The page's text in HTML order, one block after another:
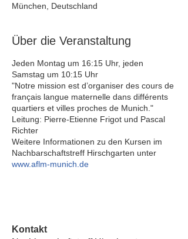
München, Deutschland
Über die Veranstaltung
Jeden Montag um 16:15 Uhr, jeden
Samstag um 10:15 Uhr
"Notre mission est d’organiser des cours de
français langue maternelle dans différents
quartiers et villes proches de Munich."
Leitung: Pierre-Etienne Frigot und Pascal
Richter
Weitere Informationen zu den Kursen im
Nachbarschaftstreff Hirschgarten unter
www.aflm-munich.de
Kontakt